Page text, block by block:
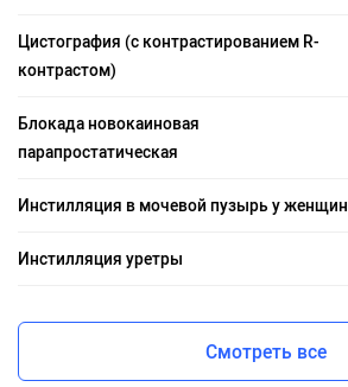
Цистография (с контрастированием R-
контрастом)
Блокада новокаиновая
парапростатическая
Инстилляция в мочевой пузырь у женщин
Инстилляция уретры
Смотреть все